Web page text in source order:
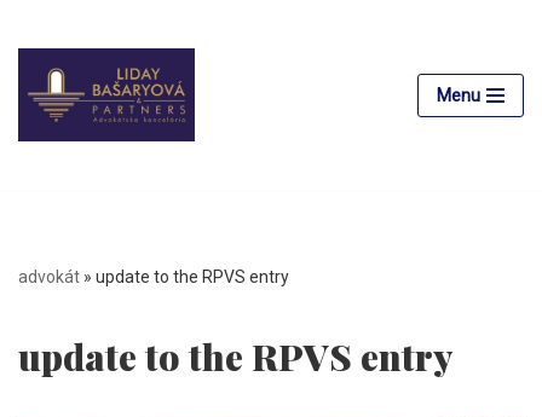
Preskočiť
na
obsah
Menu
advokát » update to the RPVS entry
update to the RPVS entry